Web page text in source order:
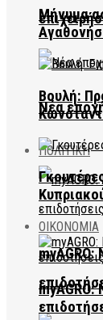
Νέα
ΠΟΛΙΤΙΚΗ
Μήνυμα
Βουλή:
ΟΙΚΟΝΟΜΙΑ